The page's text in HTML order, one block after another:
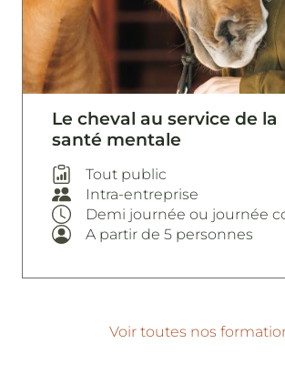
Le cheval au service de la
santé mentale
Tout public
Intra-entreprise
Demi journée ou journée
A partir de 5 personnes
Voir toutes nos